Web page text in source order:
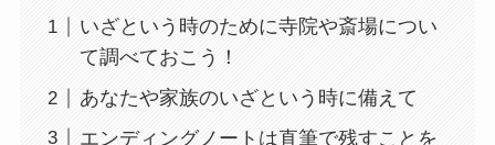
いざという時のために寺院や斎場につい
て調べておこう！
あなたや家族のいざという時に備えて
エンディングノートは直筆で残すことを